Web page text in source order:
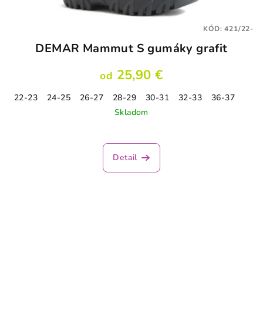
DEMAR Mammut S gumáky grafit
od 25,90 €
22-23 24-25 26-27 28-29 30-31 32-33
36-37
Skladom
hodnotenie
produktu
Detail
KÓD:421/22-